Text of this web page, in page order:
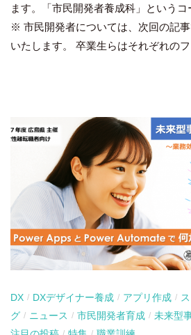
豪
ます。「市民開発者養成科」というコ
※ 市民開発者については、次回の記
いたします。 卒業生らはそれぞれの
DX / DXデザイナー養成 / アプリ作成 /
グ / ニュース / 市民開発者育成 / 未来型
/ /